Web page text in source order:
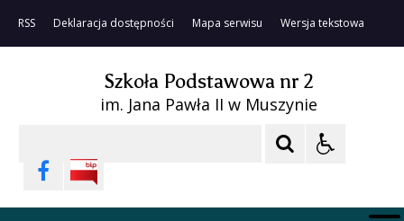
RSS Deklaracja dostępności Mapa serwisu Wersja tekstowa
Szkoła Podstawowa nr 2
im. Jana Pawła II w Muszynie